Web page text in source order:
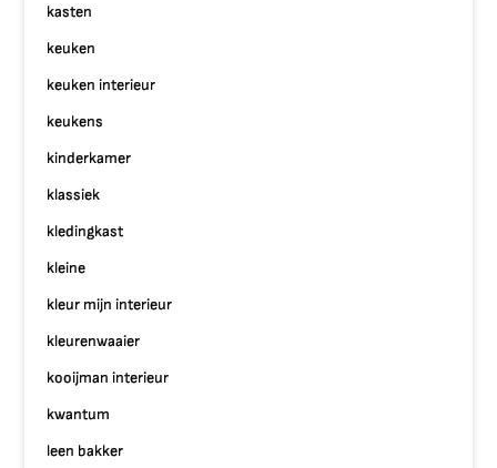
kasten
keuken
keuken interieur
keukens
kinderkamer
klassiek
kledingkast
kleine
kleur mijn interieur
kleurenwaaier
kooijman interieur
kwantum
leen bakker